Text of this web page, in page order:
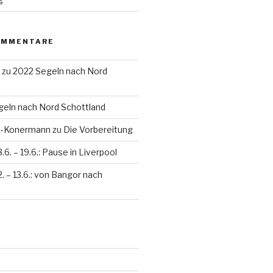
zu 2022 Segeln nach Nord
nach Nord Schottland
Konermann zu Die Vorbereitung
– 19.6.: Pause in Liverpool
– 13.6.: von Bangor nach